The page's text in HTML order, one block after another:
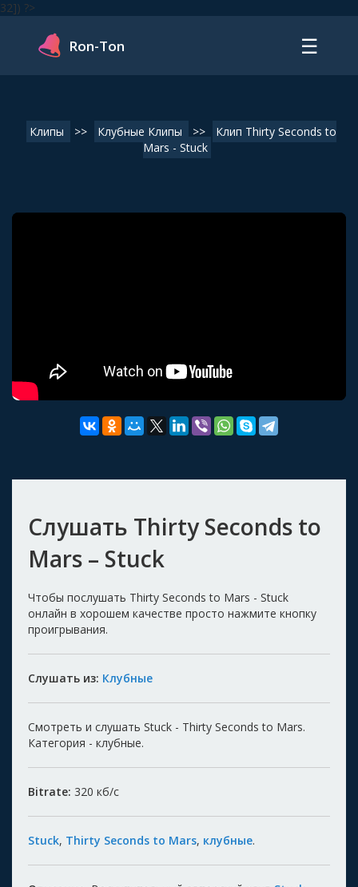
32]) ?>
Ron-Ton ☰
Клипы >> Клубные Клипы >>
Клип Thirty Seconds to
Mars - Stuck
Слушать Thirty Seconds to
Mars – Stuck
Чтобы послушать Thirty Seconds to Mars - Stuck
онлайн в хорошем качестве просто нажмите кнопку
проигрывания.
Слушать из: Клубные
Смотреть и слушать Stuck - Thirty Seconds to Mars.
Категория - клубные.
Bitrate: 320 кб/с
Stuck, Thirty Seconds to Mars, клубные.